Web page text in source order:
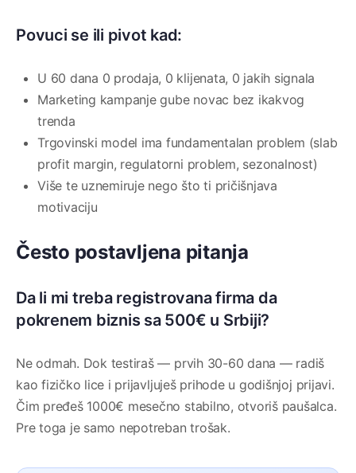
Povuci se ili pivot kad:
U 60 dana 0 prodaja, 0 klijenata, 0 jakih signala
Marketing kampanje gube novac bez ikakvog
trenda
Trgovinski model ima fundamentalan problem (slab
profit margin, regulatorni problem, sezonalnost)
Više te uznemiruje nego što ti pričišnjava
motivaciju
Često postavljena pitanja
Da li mi treba registrovana firma da
pokrenem biznis sa 500€ u Srbiji?
Ne odmah. Dok testiraš — prvih 30-60 dana — radiš
kao fizičko lice i prijavljuješ prihode u godišnjoj prijavi.
Čim pređeš 1000€ mesečno stabilno, otvoriš paušalca.
Pre toga je samo nepotreban trošak.